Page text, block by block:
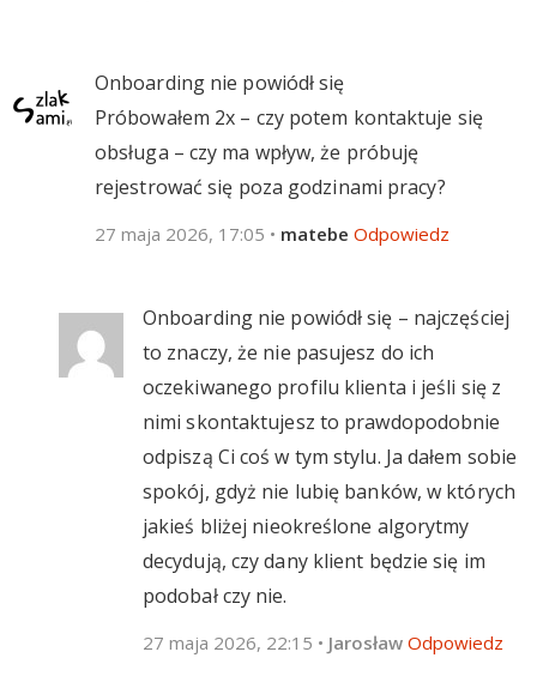
Onboarding nie powiódł się
Próbowałem 2x – czy potem kontaktuje się
obsługa – czy ma wpływ, że próbuję
rejestrować się poza godzinami pracy?
27 maja 2026, 17:05 • matebe Odpowiedz
Onboarding nie powiódł się – najczęściej
to znaczy, że nie pasujesz do ich
oczekiwanego profilu klienta i jeśli się z
nimi skontaktujesz to prawdopodobnie
odpiszą Ci coś w tym stylu. Ja dałem sobie
spokój, gdyż nie lubię banków, w których
jakieś bliżej nieokreślone algorytmy
decydują, czy dany klient będzie się im
podobał czy nie.
27 maja 2026, 22:15 • Jarosław Odpowiedz